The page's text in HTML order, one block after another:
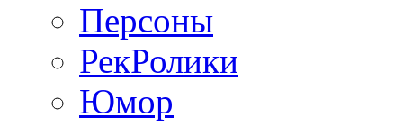
Персоны
РекРолики
Юмор